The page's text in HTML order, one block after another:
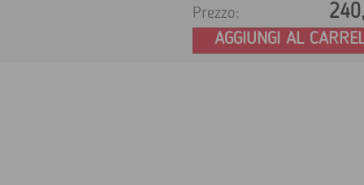
Prezzo:
AGGIUNGI AL